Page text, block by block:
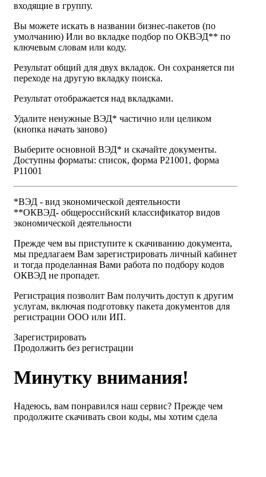
входящие в группу.
Вы можете искать в названии бизнес-пакетов (по
умолчанию) Или во вкладке подбор по ОКВЭД** по
ключевым словам или коду.
Результат общий для двух вкладок. Он сохраняется пи
переходе на другую вкладку поиска.
Результат отображается над вкладками.
Удалите ненужные ВЭД* частично или целиком
(кнопка начать заново)
Выберите основной ВЭД* и скачайте документы.
Доступны форматы: список, форма Р21001, форма
Р11001
*ВЭД - вид экономической деятельности
**ОКВЭД- общероссийский классификатор видов
экономической деятельности
Прежде чем вы приступите к скачиванию документа,
мы предлагаем Вам зарегистрировать личный кабинет
и тогда проделанная Вами работа по подбору кодов
ОКВЭД не пропадет.
Регистрация позволит Вам получить доступ к другим
услугам, включая подготовку пакета документов для
регистрации ООО или ИП.
Зарегистрировать
Продолжить без регистрации
Минутку внимания!
Надеюсь, вам понравился наш сервис? Прежде чем
продолжите скачивать свои коды, мы хотим сдела